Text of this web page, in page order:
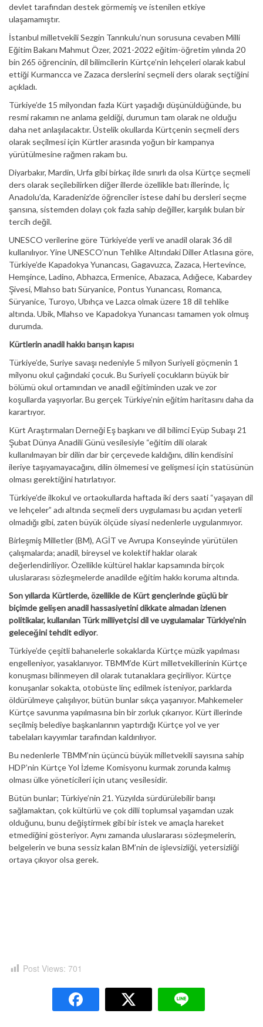
devlet tarafından destek görmemiş ve istenilen etkiye
ulaşamamıştır.
İstanbul milletvekili Sezgin Tanrıkulu’nun sorusuna cevaben Milli
Eğitim Bakanı Mahmut Özer, 2021-2022 eğitim-öğretim yılında 20
bin 265 öğrencinin, dil bilimcilerin Kürtçe’nin lehçeleri olarak kabul
ettiği Kurmancca ve Zazaca derslerini seçmeli ders olarak seçtiğini
açıkladı.
Türkiye’de 15 milyondan fazla Kürt yaşadığı düşünüldüğünde, bu
resmi rakamın ne anlama geldiği, durumun tam olarak ne olduğu
daha net anlaşılacaktır. Üstelik okullarda Kürtçenin seçmeli ders
olarak seçilmesi için Kürtler arasında yoğun bir kampanya
yürütülmesine rağmen rakam bu.
Diyarbakır, Mardin, Urfa gibi birkaç ilde sınırlı da olsa Kürtçe seçmeli
ders olarak seçilebilirken diğer illerde özellikle batı illerinde, İç
Anadolu’da, Karadeniz’de öğrenciler istese dahi bu dersleri seçme
şansına, sistemden dolayı çok fazla sahip değiller, karşılık bulan bir
tercih değil.
UNESCO verilerine göre Türkiye’de yerli ve anadil olarak 36 dil
kullanılıyor. Yine UNESCO’nun Tehlike Altındaki Diller Atlasına göre,
Türkiye’de Kapadokya Yunancası, Gagavuzca, Zazaca, Hertevince,
Hemşince, Ladino, Abhazca, Ermenice, Abazaca, Adığece, Kabardey
Şivesi, Mlahso batı Süryanice, Pontus Yunancası, Romanca,
Süryanice, Turoyo, Ubıhça ve Lazca olmak üzere 18 dil tehlike
altında. Ubik, Mlahso ve Kapadokya Yunancası tamamen yok olmuş
durumda.
Kürtlerin anadil hakkı barışın kapısı
Türkiye’de, Suriye savaşı nedeniyle 5 milyon Suriyeli göçmenin 1
milyonu okul çağındaki çocuk. Bu Suriyeli çocukların büyük bir
bölümü okul ortamından ve anadil eğitiminden uzak ve zor
koşullarda yaşıyorlar. Bu gerçek Türkiye’nin eğitim haritasını daha da
karartıyor.
Kürt Araştırmaları Derneği Eş başkanı ve dil bilimci Eyüp Subaşı 21
Şubat Dünya Anadili Günü vesilesiyle “eğitim dili olarak
kullanılmayan bir dilin dar bir çerçevede kaldığını, dilin kendisini
ileriye taşıyamayacağını, dilin ölmemesi ve gelişmesi için statüsünün
olması gerektiğini hatırlatıyor.
Türkiye’de ilkokul ve ortaokullarda haftada iki ders saati “yaşayan dil
ve lehçeler” adı altında seçmeli ders uygulaması bu açıdan yeterli
olmadığı gibi, zaten büyük ölçüde siyasi nedenlerle uygulanmıyor.
Birleşmiş Milletler (BM), AGİT ve Avrupa Konseyinde yürütülen
çalışmalarda; anadil, bireysel ve kolektif haklar olarak
değerlendiriliyor. Özellikle kültürel haklar kapsamında birçok
uluslararası sözleşmelerde anadilde eğitim hakkı koruma altında.
Son yıllarda Kürtlerde, özellikle de Kürt gençlerinde güçlü bir
biçimde gelişen anadil hassasiyetini dikkate almadan izlenen
politikalar, kullanılan Türk milliyetçisi dil ve uygulamalar Türkiye’nin
geleceğini tehdit ediyor.
Türkiye’de çeşitli bahanelerle sokaklarda Kürtçe müzik yapılması
engelleniyor, yasaklanıyor. TBMM’de Kürt milletvekillerinin Kürtçe
konuşması bilinmeyen dil olarak tutanaklara geçiriliyor. Kürtçe
konuşanlar sokakta, otobüste linç edilmek isteniyor, parklarda
öldürülmeye çalışılıyor, bütün bunlar sıkça yaşanıyor. Mahkemeler
Kürtçe savunma yapılmasına bin bir zorluk çıkarıyor. Kürt illerinde
seçilmiş belediye başkanlarının yaptırdığı Kürtçe yol ve yer
tabelaları kayyımlar tarafından kaldırılıyor.
Bu nedenlerle TBMM’nin üçüncü büyük milletvekili sayısına sahip
HDP’nin Kürtçe Yol İzleme Komisyonu kurmak zorunda kalmış
olması ülke yöneticileri için utanç vesilesidir.
Bütün bunlar; Türkiye’nin 21. Yüzyılda sürdürülebilir barışı
sağlamaktan, çok kültürlü ve çok dilli toplumsal yaşamdan uzak
olduğunu, bunu değiştirmek gibi bir istek ve amaçla hareket
etmediğini gösteriyor. Aynı zamanda uluslararası sözleşmelerin,
belgelerin ve buna sessiz kalan BM’nin de işlevsizliği, yetersizliği
ortaya çıkıyor olsa gerek.
Post Views: 701